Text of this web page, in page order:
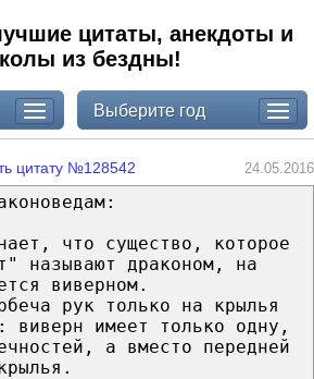
цитаты, анекдоты и
из бездны!
Выберите год
цитату №128542 24.05.2016
что существо, которое
называют драконом, на
виверном.
рук только на крылья
виверн имеет только одну,
а вместо передней